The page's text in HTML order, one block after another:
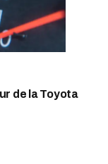
de la Toyota